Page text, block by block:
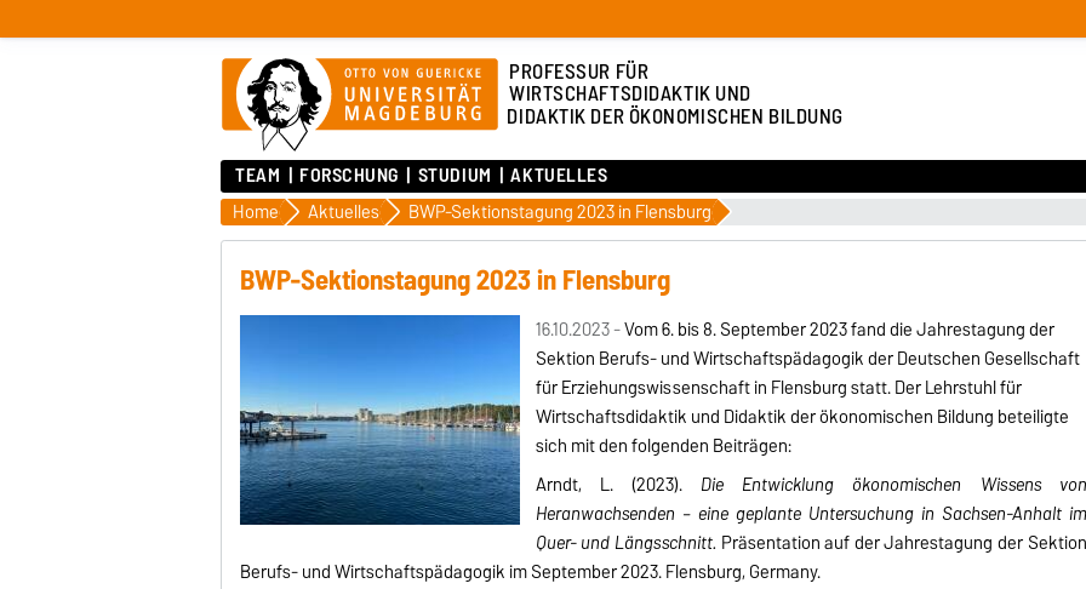
PROFESSUR FÜR
WIRTSCHAFTSDIDAKTIK UND
DIDAKTIK DER ÖKONOMISCHEN BILDUNG
TEAM FORSCHUNG STUDIUM AKTUELLES
Home Aktuelles BWP-Sektionstagung 2023 in Flensburg
BWP-Sektionstagung 2023 in Flensburg
16.10.2023 -Vom 6. bis 8. September 2023 fand die Jahrestagung der
Sektion Berufs- und Wirtschaftspädagogik der Deutschen Gesellschaft
für Erziehungswissenschaft in Flensburg statt. Der Lehrstuhl für
Wirtschaftsdidaktik und Didaktik der ökonomischen Bildung beteiligte
sich mit den folgenden Beiträgen:
Arndt, L. (2023). Die Entwicklung ökonomischen Wissens von
Heranwachsenden – eine geplante Untersuchung in Sachsen-Anhalt im
Quer- und Längsschnitt. Präsentation auf der Jahrestagung der Sektion
Berufs- und Wirtschaftspädagogik im September 2023. Flensburg, Germany.